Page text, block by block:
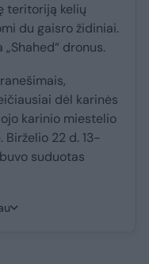
teritoriją kelių
du gaisro židiniai.
dronus.
dėl karinės
karinio miestelio
22 d. 13-
suduotas